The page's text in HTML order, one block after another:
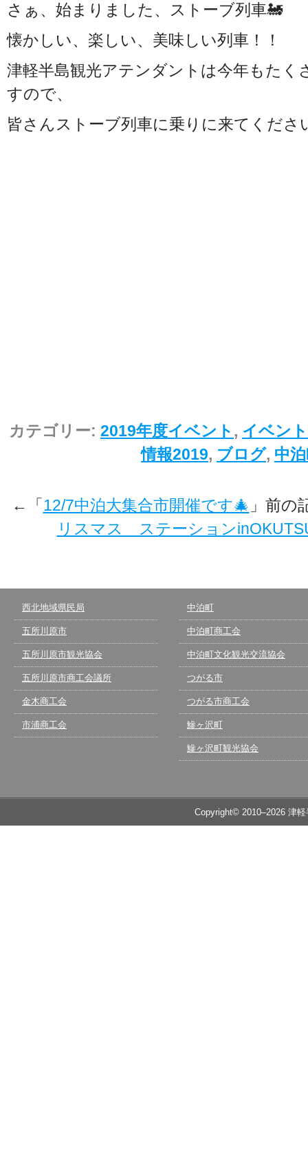
さぁ、始まりました、ストーブ列車🚂
懐かしい、楽しい、美味しい列車！！
津軽半島観光アテンダントは今年もたく
すので、
皆さんストーブ列車に乗りに来てくださ
カテゴリー: 2019年度イベント , イベント
情報2019, ブログ, 中
←「12/7中泊大集合市開催です🎄 」前
リスマス ステーション
西北地域県民局
五所川原市
五所川原市観光協会
五所川原市商工会議所
金木商工会
市浦商工会
中泊町
中泊町商工会
中泊町文化観光交流協会
つがる市
つがる市商工会
鰺ヶ沢町
鰺ヶ沢町観光協会
Copyright© 2010–2026 津